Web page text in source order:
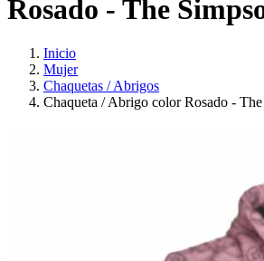
Rosado - The
Inicio
Mujer
Chaquetas / Abrigos
Chaqueta / Abrigo color Rosado -